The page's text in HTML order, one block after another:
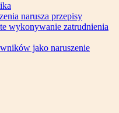
narusza przepisy
wykonywanie zatrudnienia
jako naruszenie